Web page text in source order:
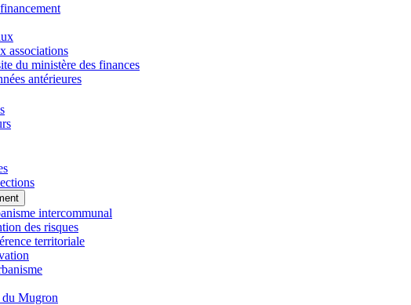
associations
du ministère des finances
antérieures
intercommunal
des risques
territoriale
du Mugron